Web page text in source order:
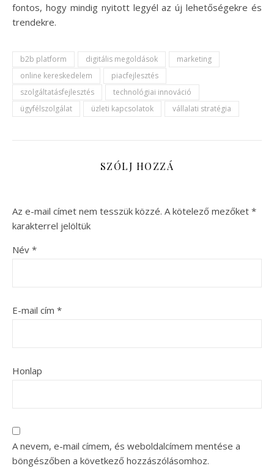
fontos, hogy mindig nyitott legyél az új lehetőségekre és
trendekre.
b2b platform digitális megoldások
marketing
online kereskedelem
piacfejlesztés
szolgáltatásfejlesztés
technológiai innováció
ügyfélszolgálat
üzleti kapcsolatok vállalati stratégia
SZÓLJ HOZZÁ
Az e-mail címet nem tesszük közzé. A kötelező mezőket *
karakterrel jelöltük
Név *
E-mail cím *
Honlap
A nevem, e-mail címem, és weboldalcímem mentése a
böngészőben a következő hozzászólásomhoz.